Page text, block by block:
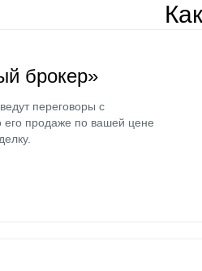
брокер»
переговоры с
продаже по вашей цене